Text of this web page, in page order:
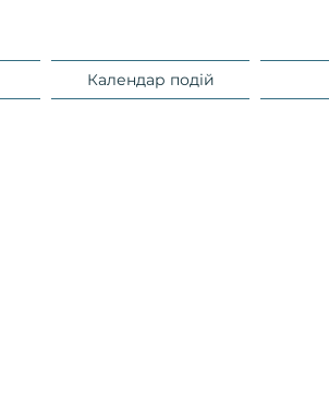
Календар подій